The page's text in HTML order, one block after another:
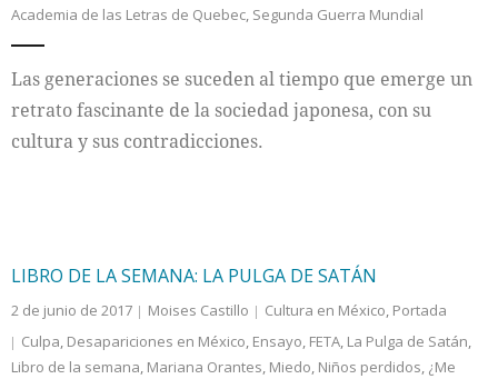
Internacional
Cultura
Academia de las Letras de Quebec, Segunda Guerra Mundial
Las generaciones se suceden al tiempo que emerge un
retrato fascinante de la sociedad japonesa, con su
cultura y sus contradicciones.
LIBRO DE LA SEMANA: LA PULGA DE SATÁN
2 de junio de 2017 Moises Castillo Cultura en México, Portada
Culpa, Desapariciones en México, Ensayo, FETA, La Pulga de Satán,
Libro de la semana, Mariana Orantes, Miedo, Niños perdidos, ¿Me